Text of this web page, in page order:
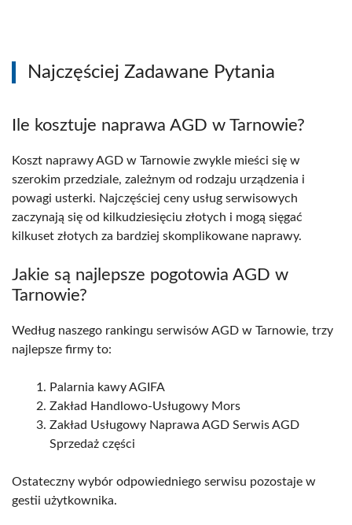
Najczęściej Zadawane Pytania
Ile kosztuje naprawa AGD w Tarnowie?
Koszt naprawy AGD w Tarnowie zwykle mieści się w
szerokim przedziale, zależnym od rodzaju urządzenia i
powagi usterki. Najczęściej ceny usług serwisowych
zaczynają się od kilkudziesięciu złotych i mogą sięgać
kilkuset złotych za bardziej skomplikowane naprawy.
Jakie są najlepsze pogotowia AGD w
Tarnowie?
Według naszego rankingu serwisów AGD w Tarnowie, trzy
najlepsze firmy to:
Palarnia kawy AGIFA
Zakład Handlowo-Usługowy Mors
Zakład Usługowy Naprawa AGD Serwis AGD
Sprzedaż części
Ostateczny wybór odpowiedniego serwisu pozostaje w
gestii użytkownika.